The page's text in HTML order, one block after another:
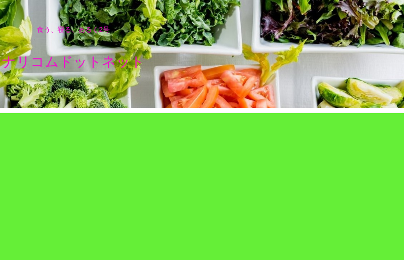
食う、寝る、あるく2号
ナリコムドットネット